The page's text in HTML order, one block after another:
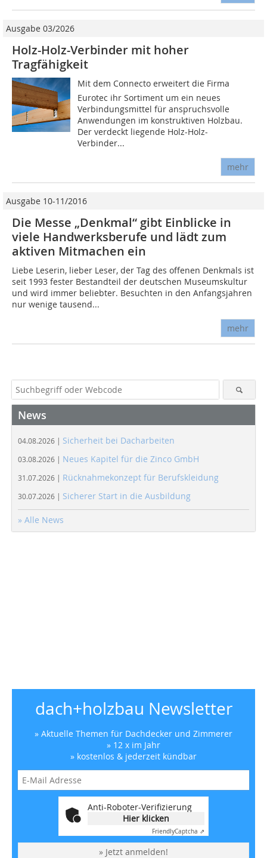
Ausgabe 03/2026
Holz-Holz-Verbinder mit hoher
Tragfähigkeit
Mit dem Connecto erweitert die Firma
Eurotec ihr Sortiment um ein neues
Verbindungsmittel für anspruchsvolle
Anwendungen im konstruktiven Holzbau.
Der verdeckt liegende Holz-Holz-
Verbinder...
mehr
Ausgabe 10-11/2016
Die Messe „Denkmal“ gibt Einblicke in
viele Handwerksberufe und lädt zum
aktiven Mitmachen ein
Liebe Leserin, lieber Leser, der Tag des offenen Denkmals ist
seit 1993 fester Bestandteil der deutschen Museumskultur
und wird immer beliebter. Besuchten in den Anfangsjahren
nur wenige tausend...
mehr
News
04.08.2026 | Sicherheit bei Dacharbeiten
03.08.2026 | Neues Kapitel für die Zinco GmbH
31.07.2026 | Rücknahmekonzept für Berufskleidung
30.07.2026 | Sicherer Start in die Ausbildung
» Alle News
dach+holzbau Newsletter
» Aktuelle Themen für Dachdecker und Zimmerer
» 12 x im Jahr
» kostenlos & jederzeit kündbar
Anti-Roboter-Verifizierung
Hier klicken
FriendlyCaptcha ⇗
» Jetzt anmelden!